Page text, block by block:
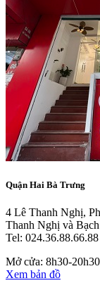
Quận Hai Bà Trưng
4 Lê Thanh Nghị,
Thanh Nghị và
Tel:
Mở cửa: 8h30-20h30
Xem bản đồ